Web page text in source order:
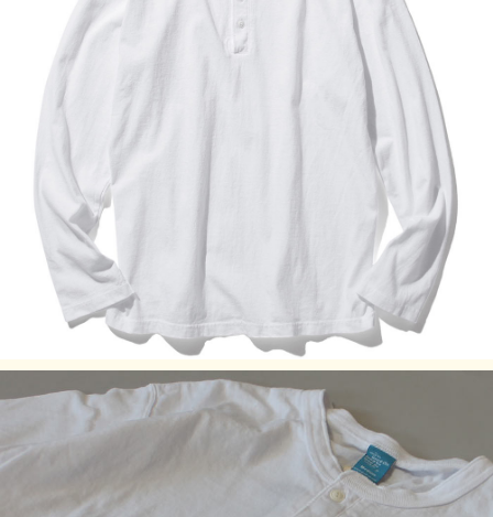
サイズの目安
袖丈 (cm)
52.5
57
60
62.5
商品番号:GOLT1601P
素材:100% Cotton / 5.5 oz Jersey
染色技法:製品染め（反応染め）、製品染め（顔料染め）
※ご購入後はじめの数回は色落ちする事がありますので単品
でのお洗濯をおすすめ致します。
製品染め後に洗濯乾燥済みのため最も縮んでいる状態です。
着用していくうちに詰まっている編み目が緩み、身体に馴染
んでいきます。 ※製品染め商品の特性上、染め上がりのお
色やサイズに若干の個体差がございますので予めご了承くだ
さい。また、独特のユーズド感のある表情、多少のゆがみや
擦れ、縫い目部分のしわ、編み地の筋やムラなどは製品の特
徴です。素材の持つ不均一感やラフ感をお楽しみください。
※顔料染めを用いた製品には袖や身頃の脇などに白線状の色